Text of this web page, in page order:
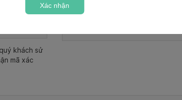
khách sử
mã xác
Email
Xác nhận